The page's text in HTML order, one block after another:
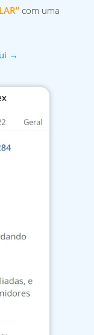
com uma
→